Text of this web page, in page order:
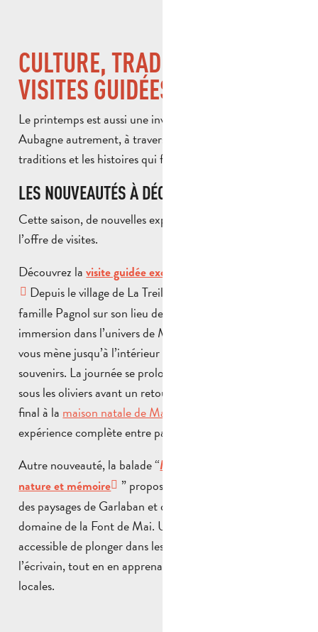
CULTURE, TRADITIONS ET
VISITES GUIDÉES
Le printemps est aussi une invitation à découvrir
Aubagne autrement, à travers son patrimoine, ses
traditions et les histoires qui font son identité.
LES NOUVEAUTÉS À DÉCOUVRIR
Cette saison, de nouvelles expériences viennent enrichir
l’offre de visites.
Découvrez lavisite guidée exclusive de la Bastide Neuve.
Depuis le village de La Treille, revivez l’arrivée de la
famille Pagnol sur son lieu de villégiature. Véritable
immersion dans l’univers de Marcel Pagnol, la balade
vous mène jusqu’à l’intérieur de cette bastide chargée de
souvenirs. La journée se prolonge avec un pique-nique
sous les oliviers avant un retour commenté, et un point
final à la maison natale de Marcel Pagnol
expérience complète entre patrimoine et nature.
Autre nouveauté, la balade “Marcel Pagnol : entre
nature et mémoire
” propose une découverte douce
des paysages de Garlaban et de sa garrigue, au départ du
domaine de la Font de Mai. Une manière sensible et
accessible de plonger dans les lieux qui ont inspiré
l’écrivain, tout en en apprenant plus sur les plantes
locales.